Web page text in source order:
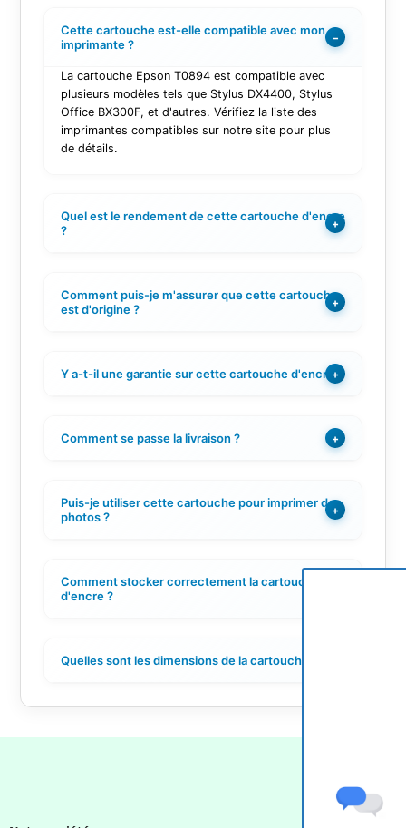
Cette cartouche est-elle compatible avec mon
imprimante ?
−
La cartouche Epson T0894 est compatible avec
plusieurs modèles tels que Stylus DX4400, Stylus
Office BX300F, et d'autres. Vérifiez la liste des
imprimantes compatibles sur notre site pour plus
de détails.
Quel est le rendement de cette cartouche d'encre
?
+
Comment puis-je m'assurer que cette cartouche
est d'origine ?
+
Y a-t-il une garantie sur cette cartouche d'encre ?
+
Comment se passe la livraison ? +
Puis-je utiliser cette cartouche pour imprimer des
photos ?
+
Comment stocker correctement la cartouche
d'encre ?
Quelles sont les dimensions de la cartouche ?